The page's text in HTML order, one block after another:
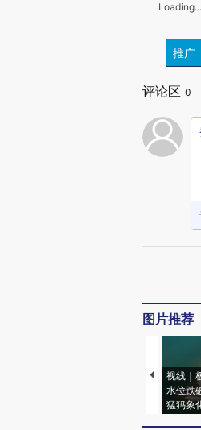
Loading...
推广
评论区 0
图片推荐
视线｜
水位跌
猛犸象